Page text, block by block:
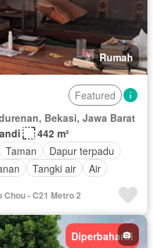
Rumah
Featured
Bekasi, Jawa Barat
442 m²
Taman
Dapur terpadu
Tangki air
Air
- C21 Metro 2
Diperbaharui